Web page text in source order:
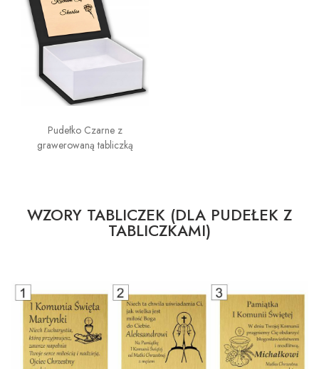
Pudełko Czarne z
grawerowaną tabliczką
WZORY TABLICZEK (DLA PUDEŁEK Z
TABLICZKAMI)